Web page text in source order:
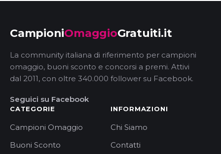
CampioniOmaggioGratuiti.it
La community italiana di riferimento per campioni
omaggio, buoni sconto e concorsi a premi. Attivi
dal 2011, con oltre 340.000 follower su Facebook.
Seguici su Facebook
CATEGORIE
Campioni Omaggio
Buoni Sconto
INFORMAZIONI
Chi Siamo
Contatti